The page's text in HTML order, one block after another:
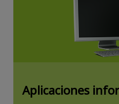
Aplicaciones